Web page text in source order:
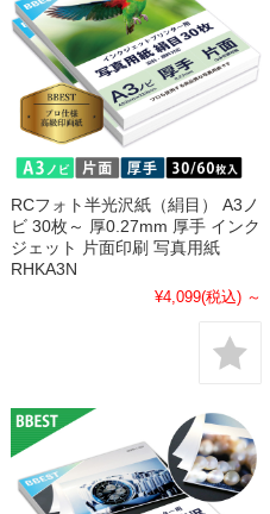
RCフォト半光沢紙（絹目） A3ノ
ビ 30枚～ 厚0.27mm 厚手 インク
ジェット 片面印刷 写真用紙
RHKA3N
¥4,099(税込) ～